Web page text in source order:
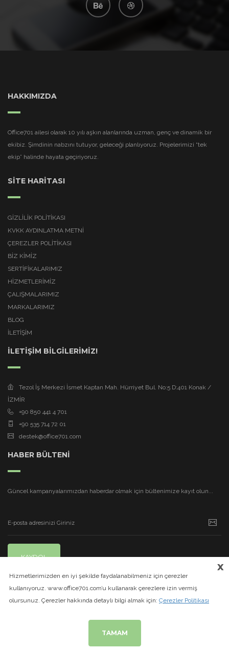
HAKKIMIZDA
Office701 ailesi olarak 10 yılı aşkın alanlarında uzman, genç ve dinamik bir
ekibiz. Şimdinin nabzını tutuyor, geleceği planlıyoruz. Projelerimizi “tek
ekip” halinde hayata geçiriyoruz.
SİTE HARİTASI
GIZLILIK POLITIKASI
KVKK AYDINLATMA METNI
ÇEREZLER POLITIKASI
BİZ KİMİZ
SERTİFİKALARIMIZ
HİZMETLERİMİZ
ÇALIŞMALARIMIZ
MARKALARIMIZ
BLOG
İLETİŞİM
İLETİŞİM BİLGİLERİMİZ!
Tezol İş Merkezi İsmet Kaptan Mah. Hürriyet Bul. No:5 D:401 Konak /
İZMİR
+90 850 441 4 701
+90 535 714 72 01
destek@office701.com
HABER BÜLTENİ
Güncel kampanyalarımızdan haberdar olmak için bültenimize kayıt olun...
KAYDOL
www.office701.com| Tüm Hakları Saklıdır.
x
Hizmetlerimizden en iyi şekilde faydalanabilmeniz için çerezler
kullanıyoruz. www.office701.com’u kullanarak çerezlere izin vermiş
olursunuz. Çerezler hakkında detaylı bilgi almak için: Çerezler Politikası
TAMAM